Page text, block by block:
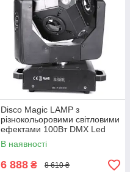
Disco Magic LAMP з
різнокольоровими світловими
ефектами 100Вт DMX Led
head 0311
В наявності
6 888 ₴ 8 610 ₴